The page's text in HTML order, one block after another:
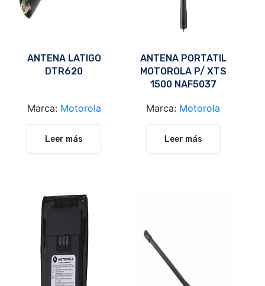
ANTENA LATIGO
DTR620
Marca: Motorola
Leer más
ANTENA PORTATIL
MOTOROLA P/ XTS
1500 NAF5037
Marca: Motorola
Leer más